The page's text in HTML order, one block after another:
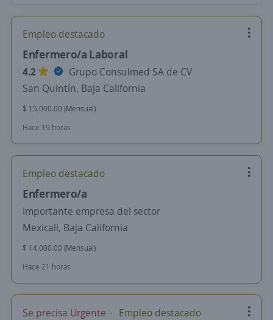
Empleo destacado
Enfermero/a Laboral
4.2
Grupo Consulmed SA de CV
San Quintín, Baja California
$ 15,000.00 (Mensual)
Hace 19 horas
Empleo destacado
Enfermero/a
Importante empresa del sector
Mexicali, Baja California
$ 14,000.00 (Mensual)
Hace 21 horas
Se precisa Urgente Empleo destacado